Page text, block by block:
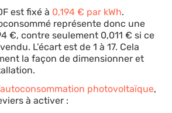
est fixé à 0,194 € par kWh.
représente donc une
€, contre seulement 0,011 € si ce
L’écart est de 1 à 17. Cela
la façon de dimensionner et
autoconsommation photovoltaïque,
à activer :